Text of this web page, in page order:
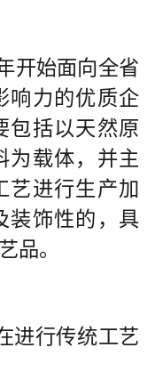
开始面向全省
响力的优质企
包括以天然原
为载体，并主
艺进行生产加
装饰性的，具
品。
进行传统工艺